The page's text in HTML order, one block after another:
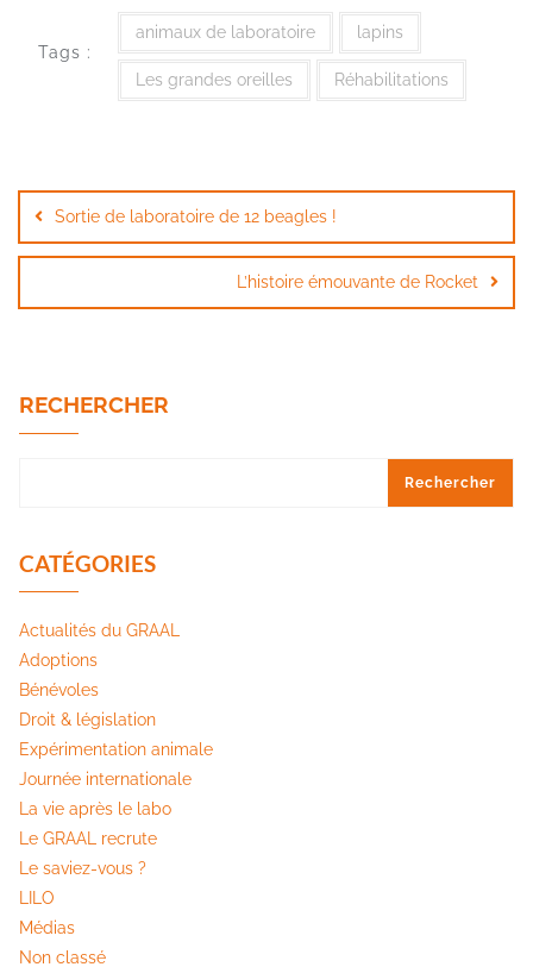
Tags :
animaux de laboratoire lapins
Les grandes oreilles Réhabilitations
de
l’article
Sortie de laboratoire de 12 beagles !
L’histoire émouvante de Rocket
RECHERCHER
Rechercher
CATÉGORIES
Actualités du GRAAL
Adoptions
Bénévoles
Droit & législation
Expérimentation animale
Journée internationale
La vie après le labo
Le GRAAL recrute
Le saviez-vous ?
LILO
Médias
Non classé